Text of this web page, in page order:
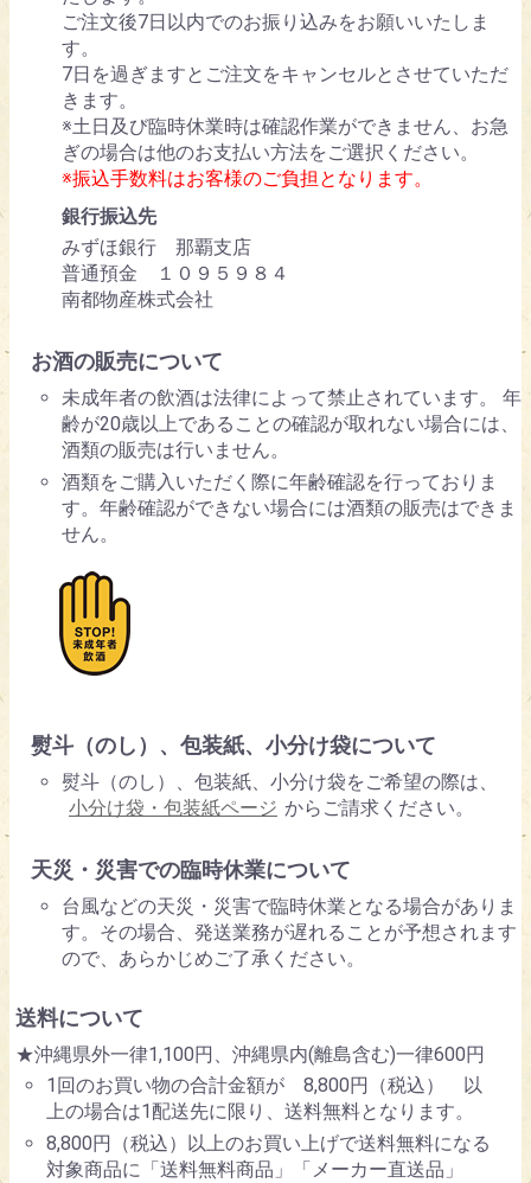
ご注文後7日以内でのお振り込みをお願いいたしま
す。
7日を過ぎますとご注文をキャンセルとさせていただ
きます。
※土日及び臨時休業時は確認作業ができません、お急
ぎの場合は他のお支払い方法をご選択ください。
※振込手数料はお客様のご負担となります。
銀行振込先
みずほ銀行 那覇支店
普通預金 １０９５９８４
南都物産株式会社
お酒の販売について
未成年者の飲酒は法律によって禁止されています。 年
齢が20歳以上であることの確認が取れない場合には、
酒類の販売は行いません。
酒類をご購入いただく際に年齢確認を行っておりま
す。年齢確認ができない場合には酒類の販売はできま
せん。
熨斗（のし）、包装紙、小分け袋について
熨斗（のし）、包装紙、小分け袋をご希望の際は、
小分け袋・包装紙ページ からご請求ください。
天災・災害での臨時休業について
台風などの天災・災害で臨時休業となる場合がありま
す。その場合、発送業務が遅れることが予想されます
ので、あらかじめご了承ください。
送料について
★沖縄県外一律1,100円、沖縄県内(離島含む)一律600円
1回のお買い物の合計金額が 8,800円（税込） 以
上の場合は1配送先に限り、送料無料となります。
8,800円（税込）以上のお買い上げで送料無料になる
対象商品に「送料無料商品」「メーカー直送品」